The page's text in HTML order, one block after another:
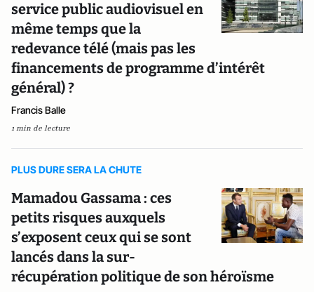
service public audiovisuel en
même temps que la
redevance télé (mais pas les
financements de programme d’intérêt
général) ?
Francis Balle
1 min de lecture
PLUS DURE SERA LA CHUTE
Mamadou Gassama : ces
petits risques auxquels
s’exposent ceux qui se sont
lancés dans la sur-
récupération politique de son héroïsme